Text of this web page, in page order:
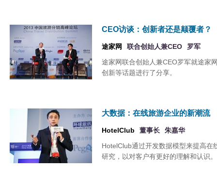
CEO访谈：创新者还是颠覆者？
途家网 联合创始人兼CEO
罗军
途家网联合创始人兼CEO罗军就途家
创新等话题进行了分享。
大数据：在线旅游企业的新潮流
HotelClub 董事长
朱嘉华
HotelClub通过开发数据模型来提高
研究，以对客户有更好的理解和认识。